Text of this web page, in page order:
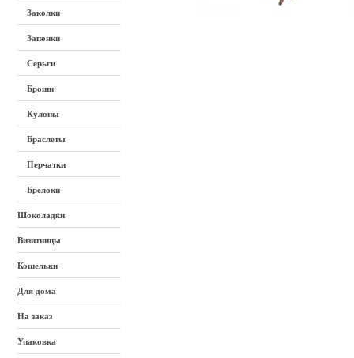
Заколки
Запонки
Серьги
Броши
Кулоны
Браслеты
Перчатки
Брелоки
Шоколадки
Визитницы
Кошельки
Для дома
На заказ
Упаковка